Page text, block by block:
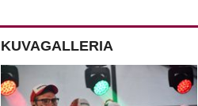
KUVAGALLERIA